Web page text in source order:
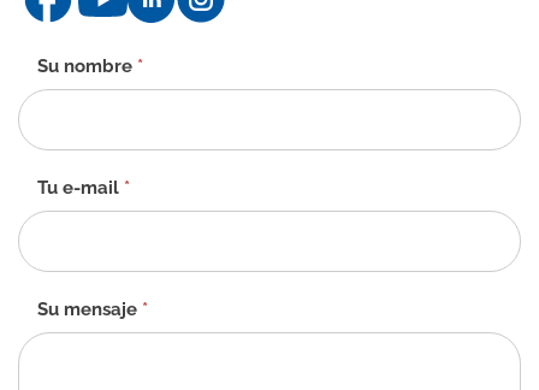
Formulario
de
contacto
-
Su nombre *
Tu e-mail *
Su mensaje *